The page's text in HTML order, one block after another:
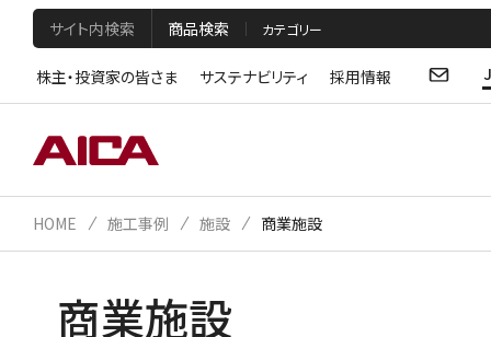
サイト内検索 商品検索
株主・投資家の皆さま サステナビリティ 採用情報
HOME 施工事例 施設 商業施設
商業施設